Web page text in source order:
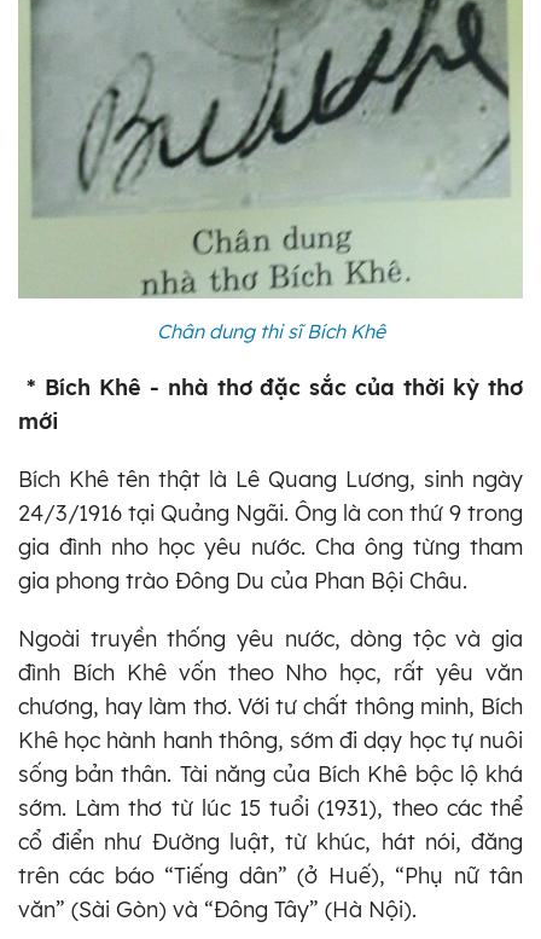
Chân dung thi sĩ Bích Khê
* Bích Khê - nhà thơ đặc sắc của thời kỳ thơ
mới
Bích Khê tên thật là Lê Quang Lương, sinh ngày
24/3/1916 tại Quảng Ngãi. Ông là con thứ 9 trong
gia đình nho học yêu nước. Cha ông từng tham
gia phong trào Đông Du của Phan Bội Châu.
Ngoài truyền thống yêu nước, dòng tộc và gia
đình Bích Khê vốn theo Nho học, rất yêu văn
chương, hay làm thơ. Với tư chất thông minh, Bích
Khê học hành hanh thông, sớm đi dạy học tự nuôi
sống bản thân. Tài năng của Bích Khê bộc lộ khá
sớm. Làm thơ từ lúc 15 tuổi (1931), theo các thể
cổ điển như Đường luật, từ khúc, hát nói, đăng
trên các báo “Tiếng dân” (ở Huế), “Phụ nữ tân
văn” (Sài Gòn) và “Đông Tây” (Hà Nội).